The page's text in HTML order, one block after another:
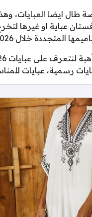
طال ايضا العبايات،
عباية او غيرها
المتجددة خلال 2026.
رسمية، عبايات